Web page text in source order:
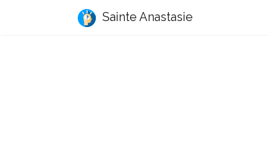
Sainte Anastasie